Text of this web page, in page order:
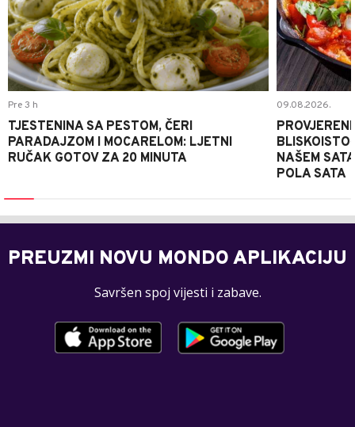
Pre 3 h
TJESTENINA SA PESTOM, ČERI
PARADAJZOM I MOCARELOM: LJETNI
RUČAK GOTOV ZA 20 MINUTA
09.08.2026.
NAŠEM
POLA SATA
PREUZMI NOVU MONDO APLIKACIJU
Savršen spoj vijesti i zabave.